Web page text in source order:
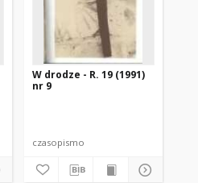
W drodze - R. 19 (1991)
nr 9
czasopismo